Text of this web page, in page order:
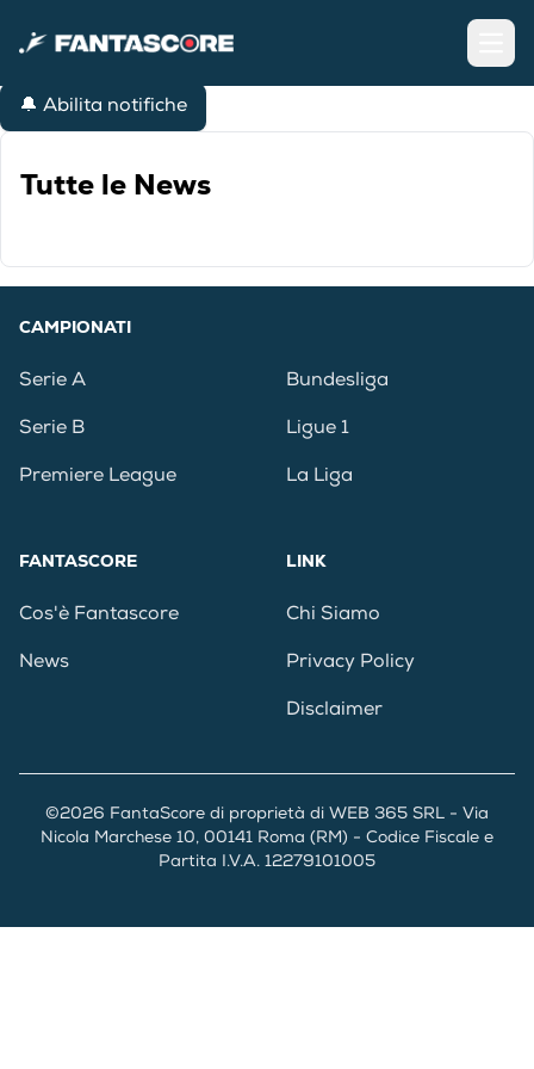
🔔 Abilita notifiche
Tutte le News
CAMPIONATI
Serie A
Serie B
Premiere League
Bundesliga
Ligue 1
La Liga
FANTASCORE
Cos'è Fantascore
News
LINK
Chi Siamo
Privacy Policy
Disclaimer
©2026 FantaScore di proprietà di WEB 365 SRL - Via
Nicola Marchese 10, 00141 Roma (RM) - Codice Fiscale e
Partita I.V.A. 12279101005